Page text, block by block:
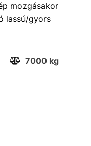
mozgásakor
lassú/gyors
7000 kg